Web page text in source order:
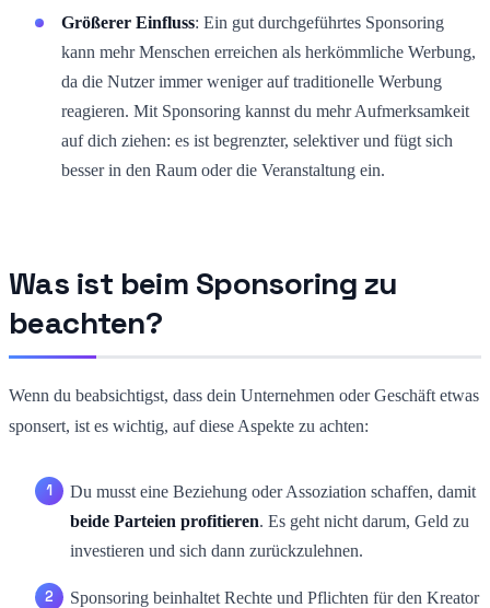
Größerer Einfluss: Ein gut durchgeführtes Sponsoring
kann mehr Menschen erreichen als herkömmliche Werbung,
da die Nutzer immer weniger auf traditionelle Werbung
reagieren. Mit Sponsoring kannst du mehr Aufmerksamkeit
auf dich ziehen: es ist begrenzter, selektiver und fügt sich
besser in den Raum oder die Veranstaltung ein.
Was ist beim Sponsoring zu
beachten?
Wenn du beabsichtigst, dass dein Unternehmen oder Geschäft etwas
sponsert, ist es wichtig, auf diese Aspekte zu achten:
Du musst eine Beziehung oder Assoziation schaffen, damit
beide Parteien profitieren. Es geht nicht darum, Geld zu
investieren und sich dann zurückzulehnen.
Sponsoring beinhaltet Rechte und Pflichten für den Kreator